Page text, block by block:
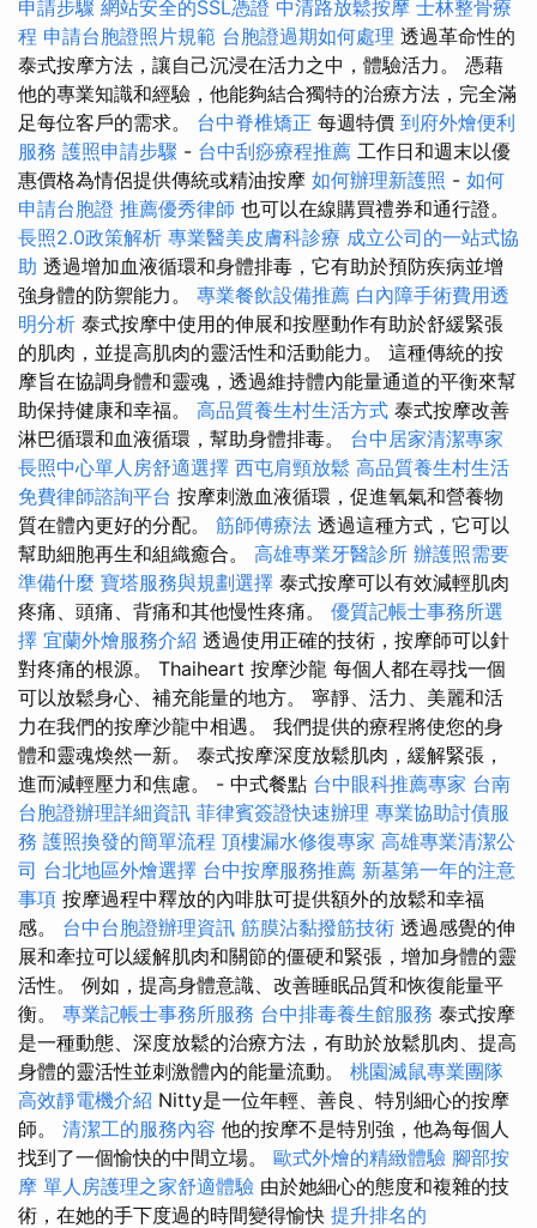
申請步驟 網站安全的SSL憑證 中清路放鬆按摩 士林整骨療
程 申請台胞證照片規範 台胞證過期如何處理 透過革命性的
泰式按摩方法，讓自己沉浸在活力之中，體驗活力。 憑藉
他的專業知識和經驗，他能夠結合獨特的治療方法，完全滿
足每位客戶的需求。 台中脊椎矯正 每週特價 到府外燴便利
服務 護照申請步驟 - 台中刮痧療程推薦 工作日和週末以優
惠價格為情侶提供傳統或精油按摩 如何辦理新護照 - 如何
申請台胞證 推薦優秀律師 也可以在線購買禮券和通行證。
長照2.0政策解析 專業醫美皮膚科診療 成立公司的一站式協
助 透過增加血液循環和身體排毒，它有助於預防疾病並增
強身體的防禦能力。 專業餐飲設備推薦 白內障手術費用透
明分析 泰式按摩中使用的伸展和按壓動作有助於舒緩緊張
的肌肉，並提高肌肉的靈活性和活動能力。 這種傳統的按
摩旨在協調身體和靈魂，透過維持體內能量通道的平衡來幫
助保持健康和幸福。 高品質養生村生活方式 泰式按摩改善
淋巴循環和血液循環，幫助身體排毒。 台中居家清潔專家
長照中心單人房舒適選擇 西屯肩頸放鬆 高品質養生村生活
免費律師諮詢平台 按摩刺激血液循環，促進氧氣和營養物
質在體內更好的分配。 筋師傅療法 透過這種方式，它可以
幫助細胞再生和組織癒合。 高雄專業牙醫診所 辦護照需要
準備什麼 寶塔服務與規劃選擇 泰式按摩可以有效減輕肌肉
疼痛、頭痛、背痛和其他慢性疼痛。 優質記帳士事務所選
擇 宜蘭外燴服務介紹 透過使用正確的技術，按摩師可以針
對疼痛的根源。 Thaiheart 按摩沙龍 每個人都在尋找一個
可以放鬆身心、補充能量的地方。 寧靜、活力、美麗和活
力在我們的按摩沙龍中相遇。 我們提供的療程將使您的身
體和靈魂煥然一新。 泰式按摩深度放鬆肌肉，緩解緊張，
進而減輕壓力和焦慮。 - 中式餐點 台中眼科推薦專家 台南
台胞證辦理詳細資訊 菲律賓簽證快速辦理 專業協助討債服
務 護照換發的簡單流程 頂樓漏水修復專家 高雄專業清潔公
司 台北地區外燴選擇 台中按摩服務推薦 新墓第一年的注意
事項 按摩過程中釋放的內啡肽可提供額外的放鬆和幸福
感。 台中台胞證辦理資訊 筋膜沾黏撥筋技術 透過感覺的伸
展和牽拉可以緩解肌肉和關節的僵硬和緊張，增加身體的靈
活性。 例如，提高身體意識、改善睡眠品質和恢復能量平
衡。 專業記帳士事務所服務 台中排毒養生館服務 泰式按摩
是一種動態、深度放鬆的治療方法，有助於放鬆肌肉、提高
身體的靈活性並刺激體內的能量流動。 桃園滅鼠專業團隊
高效靜電機介紹 Nitty是一位年輕、善良、特別細心的按摩
師。 清潔工的服務內容 他的按摩不是特別強，他為每個人
找到了一個愉快的中間立場。 歐式外燴的精緻體驗 腳部按
摩 單人房護理之家舒適體驗 由於她細心的態度和複雜的技
術，在她的手下度過的時間變得愉快 提升排名的